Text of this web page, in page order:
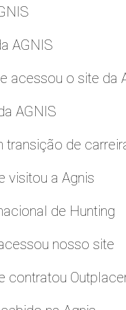
AGNIS
acessou o site da
AGNIS
transição de
visitou a Agnis
de Hunting
nosso site
contratou